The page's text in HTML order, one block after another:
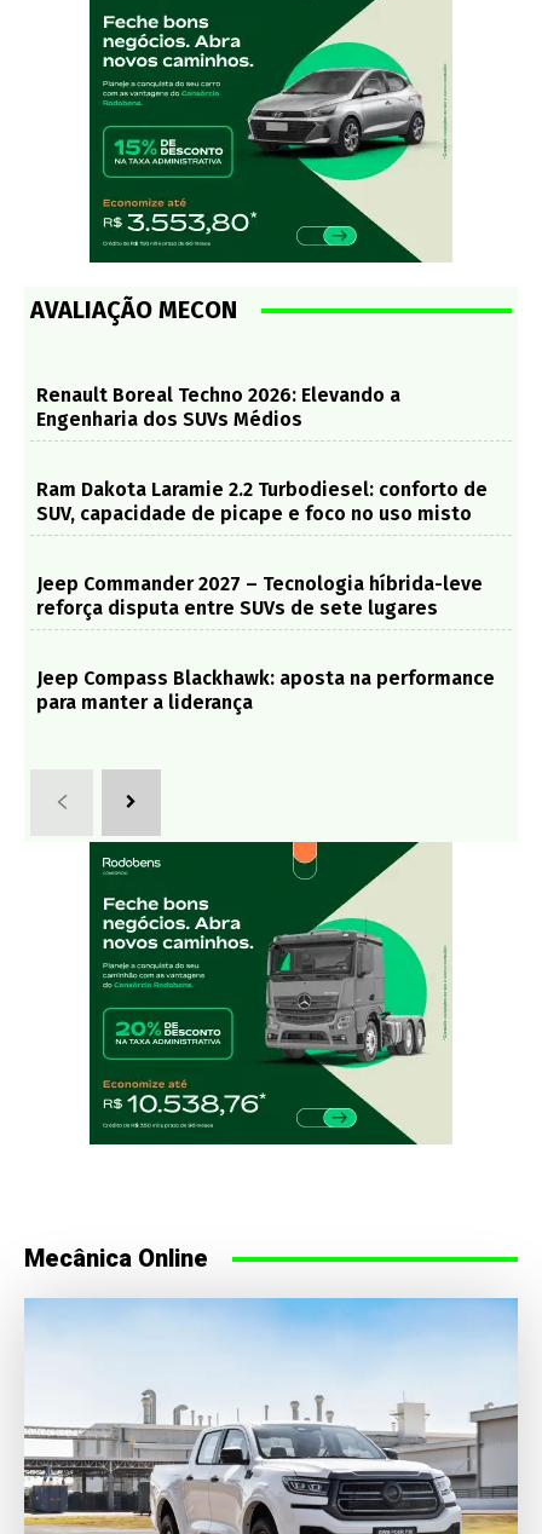
AVALIAÇÃO MECON
Renault Boreal Techno 2026: Elevando a
Engenharia dos SUVs Médios
Ram Dakota Laramie 2.2 Turbodiesel: conforto de
SUV, capacidade de picape e foco no uso misto
Jeep Commander 2027 – Tecnologia híbrida-leve
reforça disputa entre SUVs de sete lugares
Jeep Compass Blackhawk: aposta na performance
para manter a liderança
Mecânica Online